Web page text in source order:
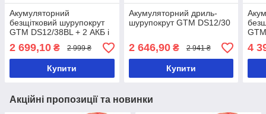
Акумуляторний
безщітковий шурупокрут
GTM DS12/38BL + 2 АКБ і
ЗП у кейсі
2 699,10 ₴ 2 999 ₴
Купити
Акумуляторний дриль-
шурупокрут GTM DS12/30
2 646,90₴ 2 941 ₴
Купити
ЗП
4
Акційні пропозиції та новинки